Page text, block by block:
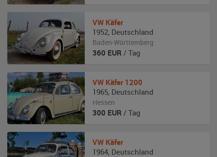
VW Käfer
1952, Deutschland
Baden-Württemberg
360 EUR / Tag
VW Käfer 1200
1965, Deutschland
Hessen
300 EUR / Tag
VW Käfer
1964, Deutschland